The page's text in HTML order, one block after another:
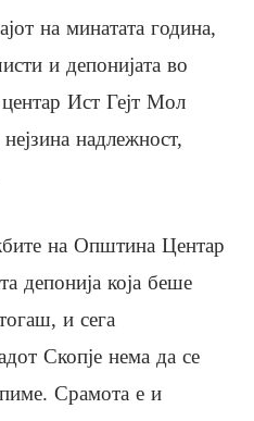
на минатата година,
и депонијата во
Ист Гејт Мол
надлежност,
на Општина Центар
депонија која беше
и сега
Скопје нема да се
Срамота е и